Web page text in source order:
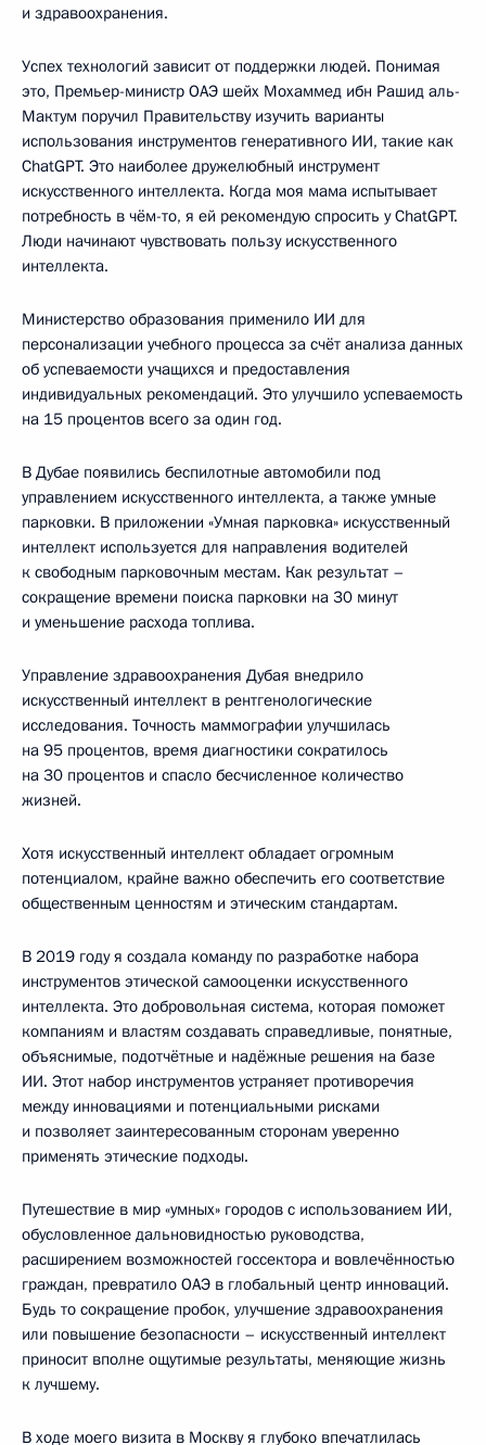
и здравоохранения.
Успех технологий зависит от поддержки людей. Понимая
это, Премьер-министр ОАЭ шейх Мохаммед ибн Рашид аль-
Мактум поручил Правительству изучить варианты
использования инструментов генеративного ИИ, такие как
ChatGPT. Это наиболее дружелюбный инструмент
искусственного интеллекта. Когда моя мама испытывает
потребность в чём-то, я ей рекомендую спросить у ChatGPT.
Люди начинают чувствовать пользу искусственного
интеллекта.
Министерство образования применило ИИ для
персонализации учебного процесса за счёт анализа данных
об успеваемости учащихся и предоставления
индивидуальных рекомендаций. Это улучшило успеваемость
на 15 процентов всего за один год.
В Дубае появились беспилотные автомобили под
управлением искусственного интеллекта, а также умные
парковки. В приложении «Умная парковка» искусственный
интеллект используется для направления водителей
к свободным парковочным местам. Как результат –
сокращение времени поиска парковки на 30 минут
и уменьшение расхода топлива.
Управление здравоохранения Дубая внедрило
искусственный интеллект в рентгенологические
исследования. Точность маммографии улучшилась
на 95 процентов, время диагностики сократилось
на 30 процентов и спасло бесчисленное количество
жизней.
Хотя искусственный интеллект обладает огромным
потенциалом, крайне важно обеспечить его соответствие
общественным ценностям и этическим стандартам.
В 2019 году я создала команду по разработке набора
инструментов этической самооценки искусственного
интеллекта. Это добровольная система, которая поможет
компаниям и властям создавать справедливые, понятные,
объяснимые, подотчётные и надёжные решения на базе
ИИ. Этот набор инструментов устраняет противоречия
между инновациями и потенциальными рисками
и позволяет заинтересованным сторонам уверенно
применять этические подходы.
Путешествие в мир «умных» городов с использованием ИИ,
обусловленное дальновидностью руководства,
расширением возможностей госсектора и вовлечённостью
граждан, превратило ОАЭ в глобальный центр инноваций.
Будь то сокращение пробок, улучшение здравоохранения
или повышение безопасности – искусственный интеллект
приносит вполне ощутимые результаты, меняющие жизнь
к лучшему.
В ходе моего визита в Москву я глубоко впечатлилась